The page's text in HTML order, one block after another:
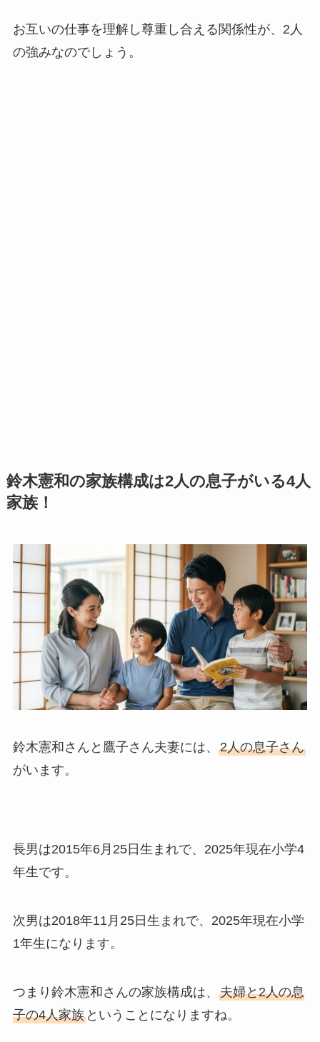
お互いの仕事を理解し尊重し合える関係性が、2人
の強みなのでしょう。
鈴木憲和の家族構成は2人の息子がいる4人
家族！
鈴木憲和さんと鷹子さん夫妻には、 2人の息子さん
がいます。
長男は2015年6月25日生まれで、2025年現在小学4
年生です。
次男は2018年11月25日生まれで、2025年現在小学
1年生になります。
つまり鈴木憲和さんの家族構成は、 夫婦と2人の息
子の4人家族ということになりますね。